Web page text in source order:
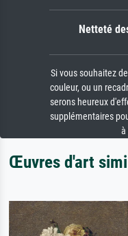
Netteté
Si vous souhaitez
couleur, ou un
serons heureux
supplémentaires
à
Œuvres d'art